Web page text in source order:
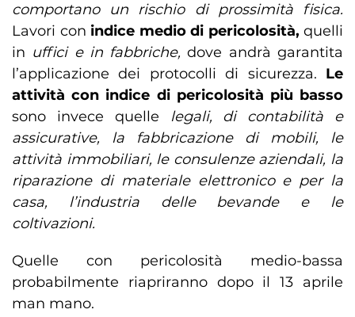
comportano un rischio di prossimità fisica.
Lavori con indice medio di pericolosità, quelli
in uffici e in fabbriche, dove andrà garantita
l’applicazione dei protocolli di sicurezza. Le
attività con indice di pericolosità più basso
sono invece quelle legali, di contabilità e
assicurative, la fabbricazione di mobili, le
attività immobiliari, le consulenze aziendali, la
riparazione di materiale elettronico e per la
casa, l’industria delle bevande e le
coltivazioni.
Quelle con pericolosità medio-bassa
probabilmente riapriranno dopo il 13 aprile
man mano.